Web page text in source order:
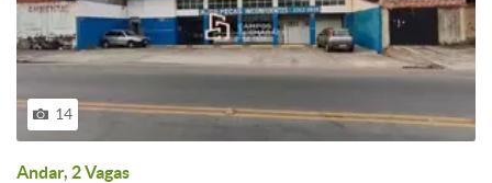
14
Andar, 2 Vagas